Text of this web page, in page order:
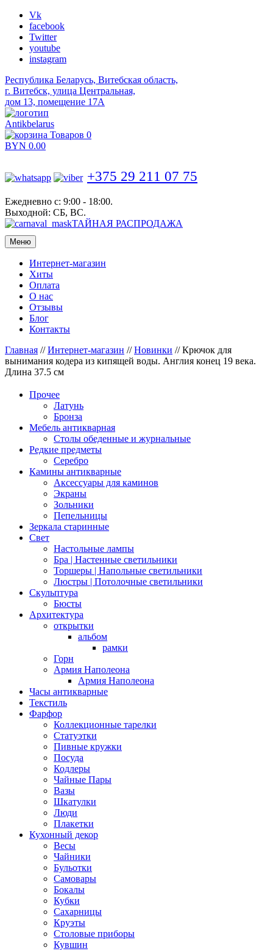
Vk
facebook
Twitter
youtube
instagram
Республика Беларусь, Витебская область,
г. Витебск, улица Центральная,
дом 13, помещение 17А
Antikbelarus
Товаров 0
BYN 0.00
+375 29 211 07 75
Ежедневно с: 9:00 - 18:00.
Выходной: СБ, ВС.
ТАЙНАЯ РАСПРОДАЖА
Меню
Интернет-магазин
Хиты
Оплата
О нас
Отзывы
Блог
Контакты
Главная //Интернет-магазин //Новинки //Крючок для
вынимания кодера из кипящей воды. Англия конец 19 века.
Длина 37.5 см
Прочее
Латунь
Бронза
Мебель антикварная
Столы обеденные и журнальные
Редкие предметы
Серебро
Камины антикварные
Аксессуары для каминов
Экраны
Зольники
Пепельницы
Зеркала старинные
Свет
Настольные лампы
Бра | Настенные светильники
Торшеры | Напольные светильники
Люстры | Потолочные светильники
Скульптура
Бюсты
Архитектура
открытки
альбом
рамки
Горн
Армия Наполеона
Армия Наполеона
Часы антикварные
Текстиль
Фарфор
Коллекционные тарелки
Статуэтки
Пивные кружки
Посуда
Кодлеры
Чайные Пары
Вазы
Шкатулки
Люди
Плакетки
Кухонный декор
Весы
Чайники
Бульотки
Самовары
Бокалы
Кубки
Сахарницы
Круэты
Столовые приборы
Кувшин